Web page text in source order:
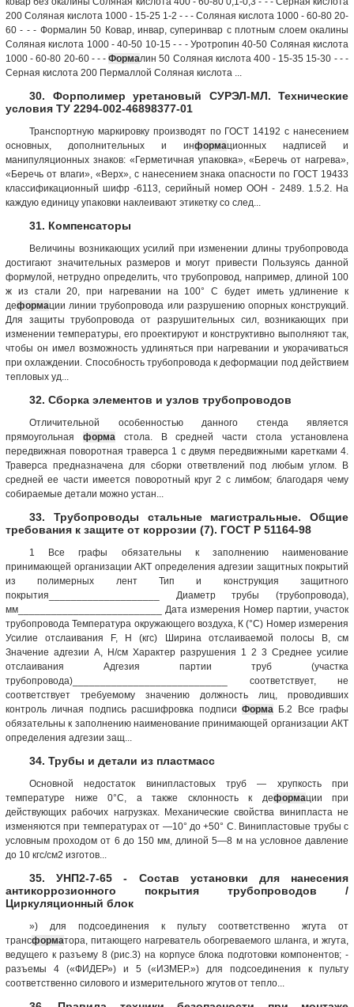
200 Соляная кислота 1000 - 15-25 1-2 - - - Соляная кислота 1000 - 60-80 20-
60 - - - Формалин 50 Ковар, инвар, суперинвар с плотным слоем окалины
Соляная кислота 1000 - 40-50 10-15 - - - Уротропин 40-50 Соляная кислота
1000 - 60-80 20-60 - - -Формалин 50 Соляная кислота 400 - 15-35 15-30 - - -
Серная кислота 200 Пермаллой Соляная кислота ...
30. Форполимер уретановый СУРЭЛ-МЛ. Технические
условия ТУ 2294-002-46898377-01
Транспортную маркировку производят по ГОСТ 14192 с нанесением
основных, дополнительных и информационных надписей и
манипуляционных знаков: «Герметичная упаковка», «Беречь от нагрева»,
«Беречь от влаги», «Верх», с нанесением знака опасности по ГОСТ 19433
классификационный шифр -6113, серийный номер ООН - 2489. 1.5.2. На
каждую единицу упаковки наклеивают этикетку со след...
31. Компенсаторы
Величины возникающих усилий при изменении длины трубопровода
достигают значительных размеров и могут привести Пользуясь данной
формулой, нетрудно определить, что трубопровод, например, длиной 100
ж из стали 20, при нагревании на 100° С будет иметь удлинение к
деформации линии трубопровода или разрушению опорных конструкций.
Для защиты трубопровода от разрушительных сил, возникающих при
изменении температуры, его проектируют и конструктивно выполняют так,
чтобы он имел возможность удлиняться при нагревании и укорачиваться
при охлаждении. Способность трубопровода к деформации под действием
тепловых уд...
32. Сборка элементов и узлов трубопроводов
Отличительной особенностью данного стенда является
прямоугольная форма стола. В средней части стола установлена
передвижная поворотная траверса 1 с двумя передвижными каретками 4.
Траверса предназначена для сборки ответвлений под любым углом. В
средней ее части имеется поворотный круг 2 с лимбом; благодаря чему
собираемые детали можно устан...
33. Трубопроводы стальные магистральные. Общие
требования к защите от коррозии (7). ГОСТ Р 51164-98
1 Все графы обязательны к заполнению наименование
принимающей организации АКТ определения адгезии защитных покрытий
из полимерных лент Тип и конструкция защитного
покрытия____________________ Диаметр трубы (трубопровода),
мм__________________________ Дата измерения Номер партии, участок
трубопровода Температура окружающего воздуха, К (°С) Номер измерения
Усилие отслаивания F, Н (кгс) Ширина отслаиваемой полосы В, см
Значение адгезии А, Н/см Характер разрушения 1 2 3 Среднее усилие
отслаивания Адгезия партии труб (участка
трубопровода)____________________________ соответствует, не
соответствует требуемому значению должность лиц, проводивших
контроль личная подпись расшифровка подписи Форма Б.2 Все графы
обязательны к заполнению наименование принимающей организации АКТ
определения адгезии защ...
34. Трубы и детали из пластмасс
Основной недостаток винипластовых труб — хрупкость при
температуре ниже 0°С, а также склонность к деформации при
действующих рабочих нагрузках. Механические свойства винипласта не
изменяются при температурах от —10° до +50° С. Винипластовые трубы с
условным проходом от 6 до 150 мм, длиной 5—8 м на условное давление
до 10 кгс/см2 изготов...
35. УНП2-7-65 - Состав установки для нанесения
антикоррозионного покрытия трубопроводов /
Циркуляционный блок
») для подсоединения к пульту соответственно жгута от
трансформатора, питающего нагреватель обогреваемого шланга, и жгута,
ведущего к разъему 8 (рис.3) на корпусе блока подготовки компонентов; -
разъемы 4 («ФИДЕР») и 5 («ИЗМЕР.») для подсоединения к пульту
соответственно силового и измерительного жгутов от тепло...